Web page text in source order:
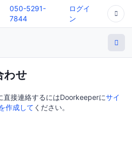
050-5291-
7844
ログイ
ン
わせ
直接連絡するにはDoorkeeperにサイ
作成して ください。